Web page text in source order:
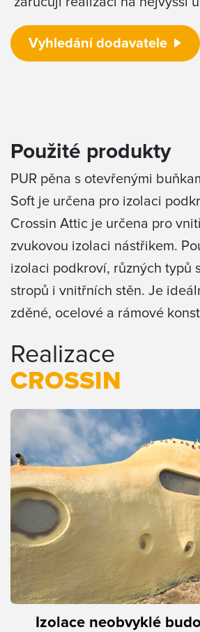
Vyhledání dodavatele
Použité produkty
PUR pěna s otevřenými
Soft je určena pro izolaci
Crossin Attic je určena pro
zvukovou izolaci nástřikem.
izolaci podkroví, různých typů
stropů i vnitřních stěn. Je
zděné, ocelové a rámové
Realizace
CROSSIN
Izolace neobvyklé